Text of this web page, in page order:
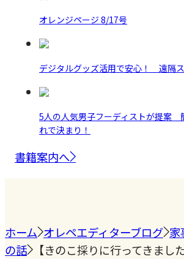
オレンジページ 8/17号
デジタルグッズ活用で安心！ 遠隔
5人の人気男子フーディストが提案
れで決まり！
書籍案内へ
ホーム オレペエディターブログ 家
の話
【きのこ採りに行ってきました